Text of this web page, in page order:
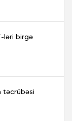
ləri birgə
təcrübəsi